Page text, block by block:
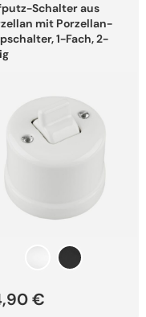
Schalter aus
mit Porzellan-
1-Fach, 2-
€